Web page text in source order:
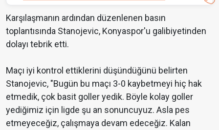
Karşılaşmanın ardından düzenlenen basın
toplantısında Stanojevic, Konyaspor'u galibiyetinden
dolayı tebrik etti.
Maçı iyi kontrol ettiklerini düşündüğünü belirten
Stanojevic, "Bugün bu maçı 3-0 kaybetmeyi hiç hak
etmedik, çok basit goller yedik. Böyle kolay goller
yediğimiz için ligde şu an sonuncuyuz. Asla pes
etmeyeceğiz, çalışmaya devam edeceğiz. Kalan